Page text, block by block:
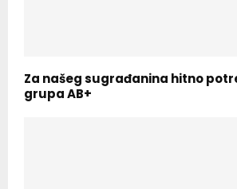
Za našeg sugrađanina hitno
grupa AB+